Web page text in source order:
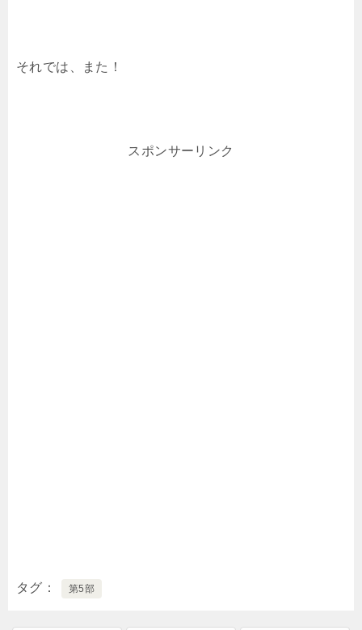
それでは、また！
スポンサーリンク
タグ 第5部